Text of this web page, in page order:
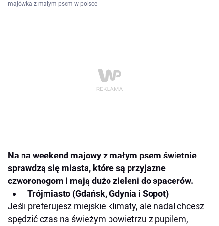
majówka z małym psem w polsce
Na na weekend majowy z małym psem świetnie
sprawdzą się miasta, które są przyjazne
czworonogom i mają dużo zieleni do spacerów.
Trójmiasto (Gdańsk, Gdynia i Sopot)
Jeśli preferujesz miejskie klimaty, ale nadal chcesz
spędzić czas na świeżym powietrzu z pupilem,